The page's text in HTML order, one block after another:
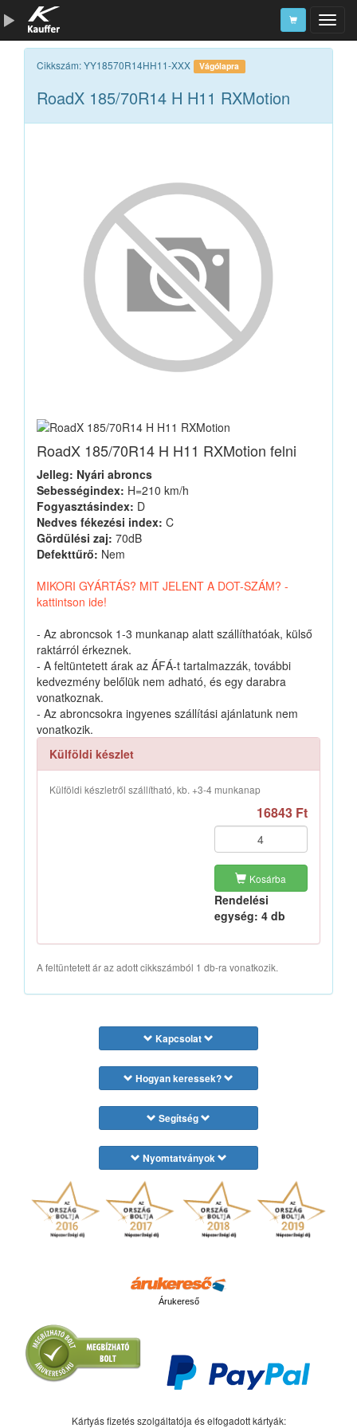
Szerszámkatalógus
Kosár
Alkatrészek
Cikkszám: YY18570R14HH11-XXX Vágólapra
RoadX 185/70R14 H H11 RXMotion
RoadX 185/70R14 H H11 RXMotion felni
Jelleg: Nyári abroncs
Sebességindex: H=210 km/h
Fogyasztásindex: D
Nedves fékezési index: C
Gördülési zaj: 70dB
Defekttűrő: Nem
MIKORI GYÁRTÁS? MIT JELENT A DOT-SZÁM? -
kattintson ide!
- Az abroncsok 1-3 munkanap alatt szállíthatóak, külső
raktárról érkeznek.
- A feltüntetett árak az ÁFÁ-t tartalmazzák, további
kedvezmény belőlük nem adható, és egy darabra
vonatkoznak.
- Az abroncsokra ingyenes szállítási ajánlatunk nem
vonatkozik.
Külföldi készlet
Külföldi készletről szállítható, kb. +3-4 munkanap
16843 Ft
Kosárba
Rendelési
egység: 4 db
A feltüntetett ár az adott cikkszámból 1 db-ra vonatkozik.
Kapcsolat
Hogyan keressek?
Segítség
Nyomtatványok
Árukereső
Kártyás fizetés szolgáltatója és elfogadott kártyák: